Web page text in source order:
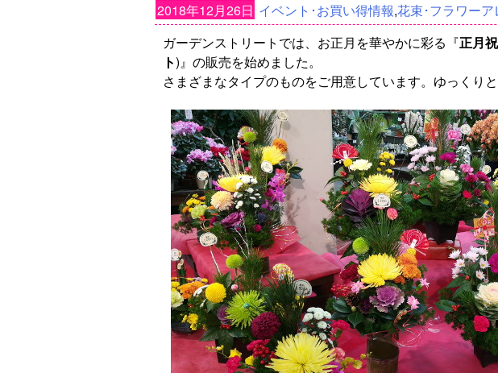
2018年12月26日 イベント･お買い得情報,花束･フラワーア
ガーデンストリートでは、お正月を華やかに彩る『正月
ト)』の販売を始めました。
さまざまなタイプのものをご用意しています。ゆっくりと